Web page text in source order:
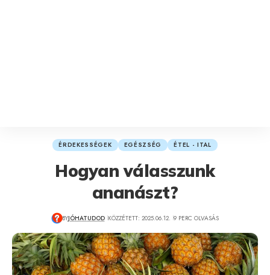
ÉRDEKESSÉGEK EGÉSZSÉG ÉTEL - ITAL
Hogyan válasszunk
ananászt?
BYJÓHATUDOD KÖZZÉTETT: 2025.06.12. 9 PERC OLVASÁS